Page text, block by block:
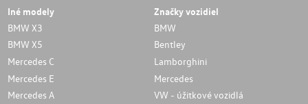
Iné modely
BMW X3
BMW X5
Mercedes C
Mercedes E
Mercedes A
Značky vozidiel
BMW
Bentley
Lamborghini
Mercedes
VW - úžitkové vozidlá